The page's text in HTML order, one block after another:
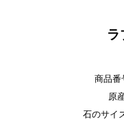
ラ
商品番
原
石のサイ